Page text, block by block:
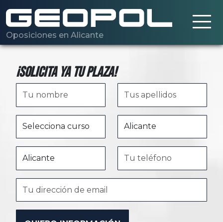
Oposiciones en Alicante
¡Solicita ya tu plaza!